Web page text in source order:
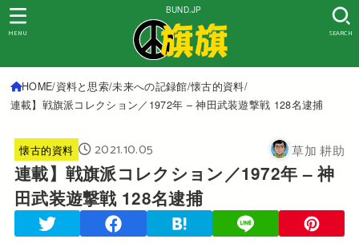
BUND.JP
SEARCH
MENU
HOME 資料と思索 未来への記録館 懐古的資料
連載】戦旗派コレクション／1972年 – 神田武装遊撃戦 128名逮捕
懐古的資料 2021.10.05 草加 耕助
連載】戦旗派コレクション／1972年 – 神
田武装遊撃戦 128名逮捕